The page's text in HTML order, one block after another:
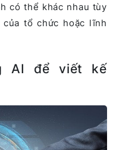
có thể khác nhau tùy
tổ chức hoặc lĩnh
AI để viết kế